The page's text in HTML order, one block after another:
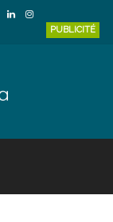
PUBLICITÉ